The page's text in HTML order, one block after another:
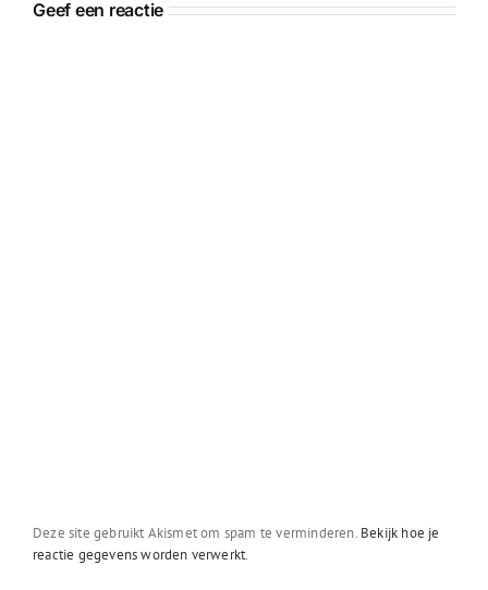
Geef een reactie
Deze site gebruikt Akismet om spam te verminderen. Bekijk hoe je
reactie gegevens worden verwerkt.